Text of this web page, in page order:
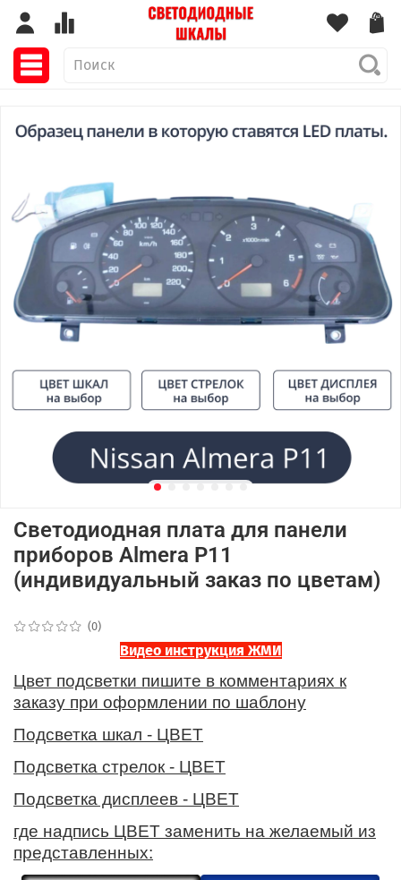
(0)
Светодиодная плата для панели
приборов Almera P11
(индивидуальный заказ по цветам)
Видео инструкция ЖМИ
Цвет подсветки пишите в комментариях к
заказу при оформлении по шаблону
Подсветка шкал - ЦВЕТ
Подсветка стрелок - ЦВЕТ
Подсветка дисплеев - ЦВЕТ
где надпись ЦВЕТ заменить на желаемый из
представленных: